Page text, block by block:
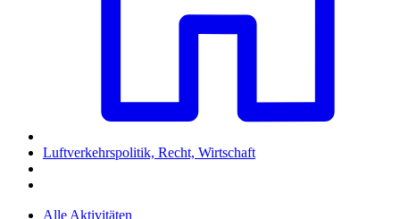
Luftverkehrspolitik, Recht, Wirtschaft
Alle Aktivitäten